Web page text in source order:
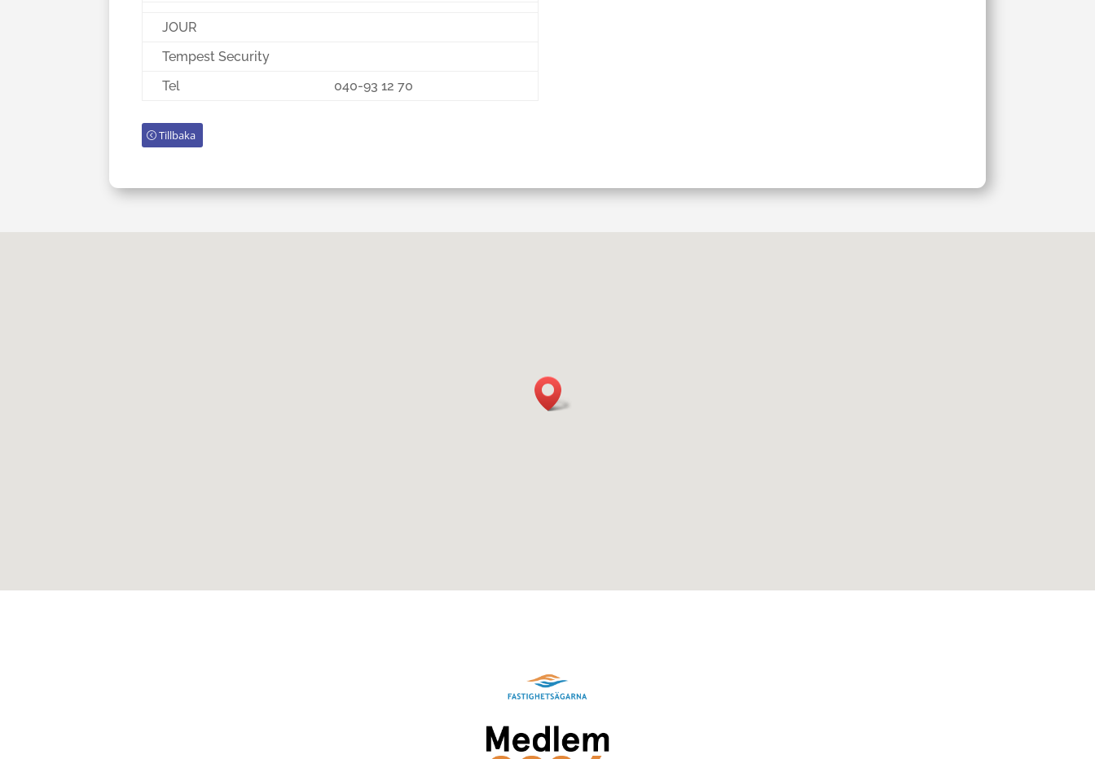
JOUR
Tempest Security
Tel
040-93 12 70
Tillbaka